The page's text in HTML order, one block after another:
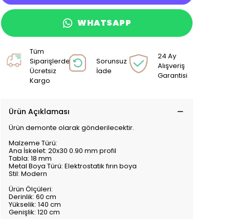
WHATSAPP
Tüm
Siparişlerde
Ücretsiz
Kargo
Sorunsuz
İade
24 Ay
Alışveriş
Garantisi
Ürün Açıklaması
Ürün demonte olarak gönderilecektir.
Malzeme Türü:
Ana İskelet: 20x30 0.90 mm profil
Tabla: 18 mm
Metal Boya Türü: Elektrostatik fırın boya
Stil: Modern
Ürün Ölçüleri:
Derinlik: 60 cm
Yükselik: 140 cm
Genişlik: 120 cm